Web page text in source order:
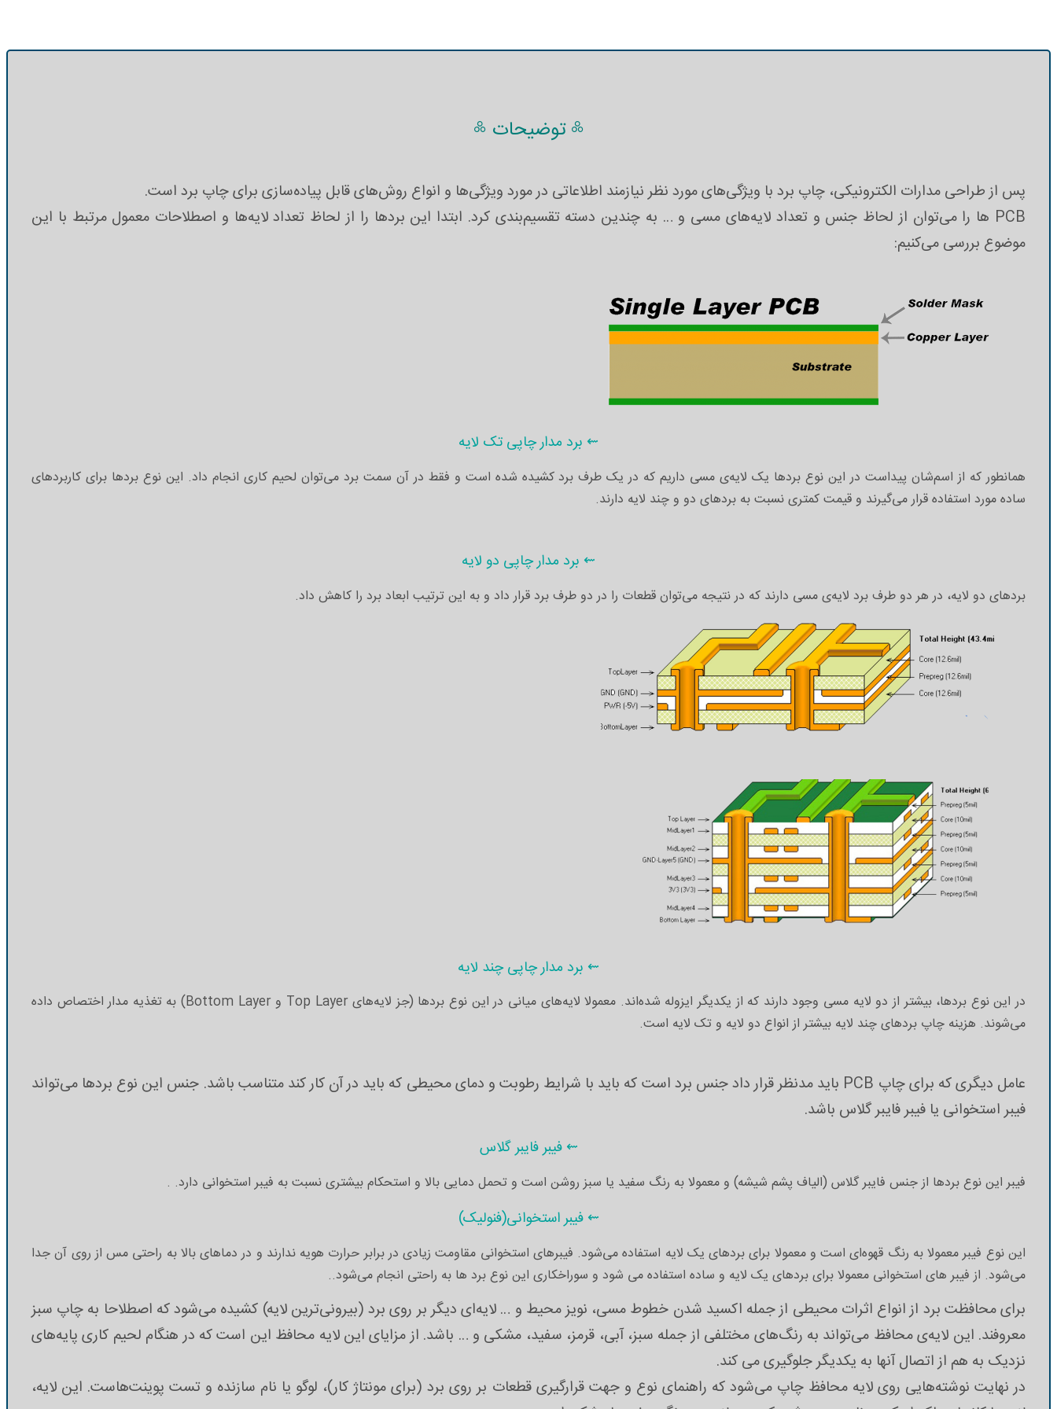
༜ توضیحات ༜
پس از طراحی مدارات الکترونیکی، چاپ برد با ویژگی‌های مورد نظر نیازمند اطلاعاتی در مورد ویژگی‌ها و انواع روش‌های قابل پیاده‌سازی برای چاپ برد است.
PCB ها را می‌توان از لحاظ جنس و تعداد لایه‌های مسی و … به چندین دسته تقسیم‌بندی کرد. ابتدا این بردها را از لحاظ تعداد لایه‌ها و اصطلاحات معمول مرتبط با این
موضوع بررسی می‌کنیم:
⇜ برد مدار چاپی تک لایه
همانطور که از اسم‌شان پیداست در این نوع بردها یک لایه‌ی مسی داریم که در یک طرف برد کشیده شده است و فقط در آن سمت برد می‌توان لحیم کاری انجام داد. این نوع بردها برای کاربردهای
ساده مورد استفاده قرار می‌گیرند و قیمت کمتری نسبت به بردهای دو و چند لایه دارند.
⇜ برد مدار چاپی دو لایه
بردهای دو لایه، در هر دو طرف برد لایه‌ی مسی دارند که در نتیجه می‌توان قطعات را در دو طرف برد قرار داد و به این ترتیب ابعاد برد را کاهش داد.
⇜ برد مدار چاپی چند لایه
در این نوع بردها، بیشتر از دو لایه مسی وجود دارند که از یکدیگر ایزوله شده‌اند. معمولا لایه‌های میانی در این نوع بردها (جز لایه‌های Top Layer و Bottom Layer) به تغذیه مدار اختصاص داده
می‌شوند. هزینه چاپ بردهای چند لایه بیشتر از انواع دو لایه و تک لایه است.
عامل دیگری که برای چاپ PCB باید مدنظر قرار داد جنس برد است که باید با شرایط رطوبت و دمای محیطی که باید در آن کار کند متناسب باشد. جنس این نوع بردها می‌تواند
فیبر استخوانی یا فیبر فایبر گلاس باشد.
⇜ فیبر فایبر گلاس
فیبر این نوع بردها از جنس فایبر گلاس (الیاف پشم شیشه) و معمولا به رنگ سفید یا سبز روشن است و تحمل دمایی بالا و استحکام بیشتری نسبت به فیبر استخوانی دارد. .
⇜ فیبر استخوانی(فنولیک)
این نوع فیبر معمولا به رنگ قهوه‌ای است و معمولا برای بردهای یک لایه استفاده می‌شود. فیبرهای استخوانی مقاومت زیادی در برابر حرارت هویه ندارند و در دماهای بالا به راحتی مس از روی آن جدا
می‌شود. از فیبر های استخوانی معمولا برای بردهای یک لایه و ساده استفاده می شود و سوراخکاری این نوع برد ها به راحتی انجام می‌شود..
برای محافظت برد از انواع اثرات محیطی از جمله اکسید شدن خطوط مسی، نویز محیط و … لایه‌ای دیگر بر روی برد (بیرونی‌ترین لایه) کشیده می‌شود که اصطلاحا به چاپ سبز
معروفند. این لایه‌ی محافظ می‌تواند به رنگ‌های مختلفی از جمله سبز، آبی، قرمز، سفید، مشکی و … باشد. از مزایای این لایه محافظ این است که در هنگام لحیم کاری پایه‌های
نزدیک به هم از اتصال آنها به یکدیگر جلوگیری می کند.
در نهایت نوشته‌هایی روی لایه محافظ چاپ می‌شود که راهنمای نوع و جهت قرارگیری قطعات بر روی برد (برای مونتاژ کار)، لوگو یا نام سازنده و تست پوینت‌هاست. این لایه،